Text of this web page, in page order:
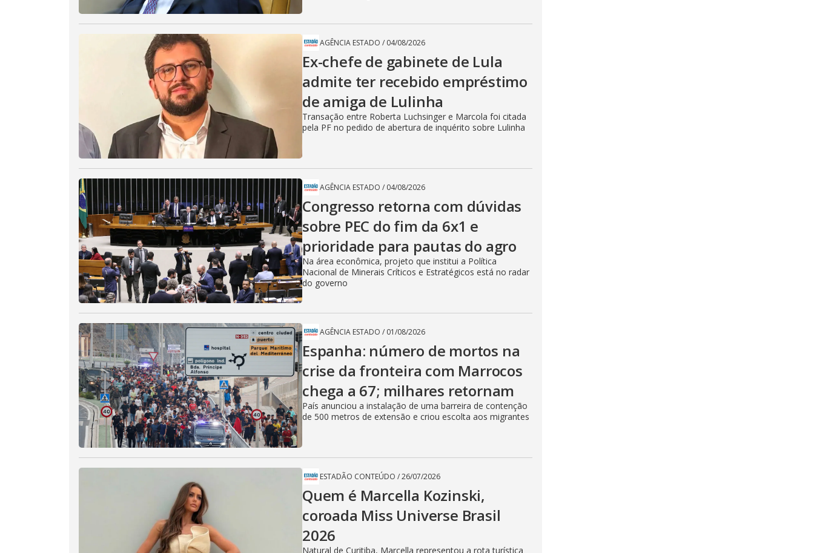
AGÊNCIA ESTADO / 04/08/2026
Ex-chefe de gabinete de Lula
admite ter recebido empréstimo
de amiga de Lulinha
Transação entre Roberta Luchsinger e Marcola foi citada
pela PF no pedido de abertura de inquérito sobre Lulinha
AGÊNCIA ESTADO / 04/08/2026
Congresso retorna com dúvidas
sobre PEC do fim da 6x1 e
prioridade para pautas do agro
Na área econômica, projeto que institui a Política
Nacional de Minerais Críticos e Estratégicos está no radar
do governo
AGÊNCIA ESTADO / 01/08/2026
Espanha: número de mortos na
crise da fronteira com Marrocos
chega a 67; milhares retornam
País anunciou a instalação de uma barreira de contenção
de 500 metros de extensão e criou escolta aos migrantes
ESTADÃO CONTEÚDO /26/07/2026
Quem é Marcella Kozinski,
coroada Miss Universe Brasil
2026
Natural de Curitiba, Marcella representou a rota turística